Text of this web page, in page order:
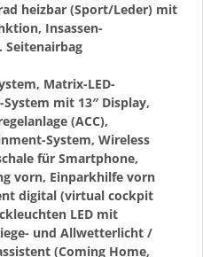
heizbar (Sport/Leder) mit
Insassen-
Matrix-LED-
mit 13″ Display,
(ACC),
System, Wireless
für Smartphone,
vorn, Einparkhilfe vorn
digital (virtual cockpit
LED mit
und Allwetterlicht /
(Coming Home,